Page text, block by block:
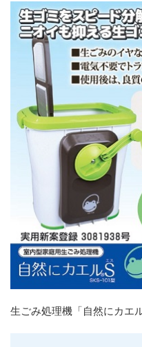
生ごみ処理機「自然にカエ